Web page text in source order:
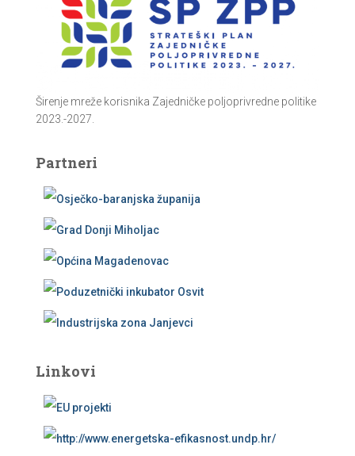
Širenje mreže korisnika Zajedničke poljoprivredne politike
2023.-2027.
Partneri
Linkovi